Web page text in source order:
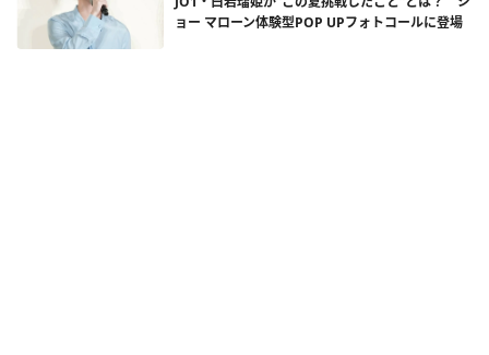
ョー マローン体験型POP UPフォトコールに登場